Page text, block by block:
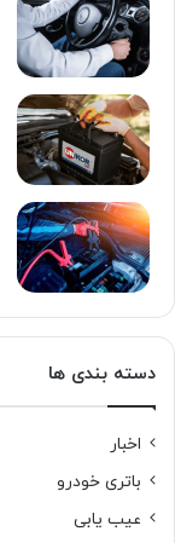
دسته بندی ها
اخبار
باتری خودرو
عیب یابی